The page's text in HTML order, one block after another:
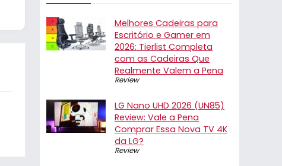
Melhores Cadeiras para
Escritório e Gamer em
2026: Tierlist Completa
com as Cadeiras Que
Realmente Valem a Pena
Review
LG Nano UHD 2026 (UN85)
Review: Vale a Pena
Comprar Essa Nova TV 4K
da LG?
Review